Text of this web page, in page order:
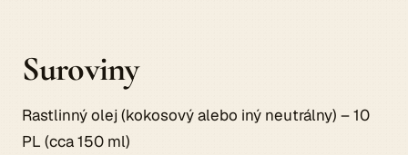
Suroviny
Rastlinný olej (kokosový alebo iný neutrálny) – 10
PL (cca 150 ml)